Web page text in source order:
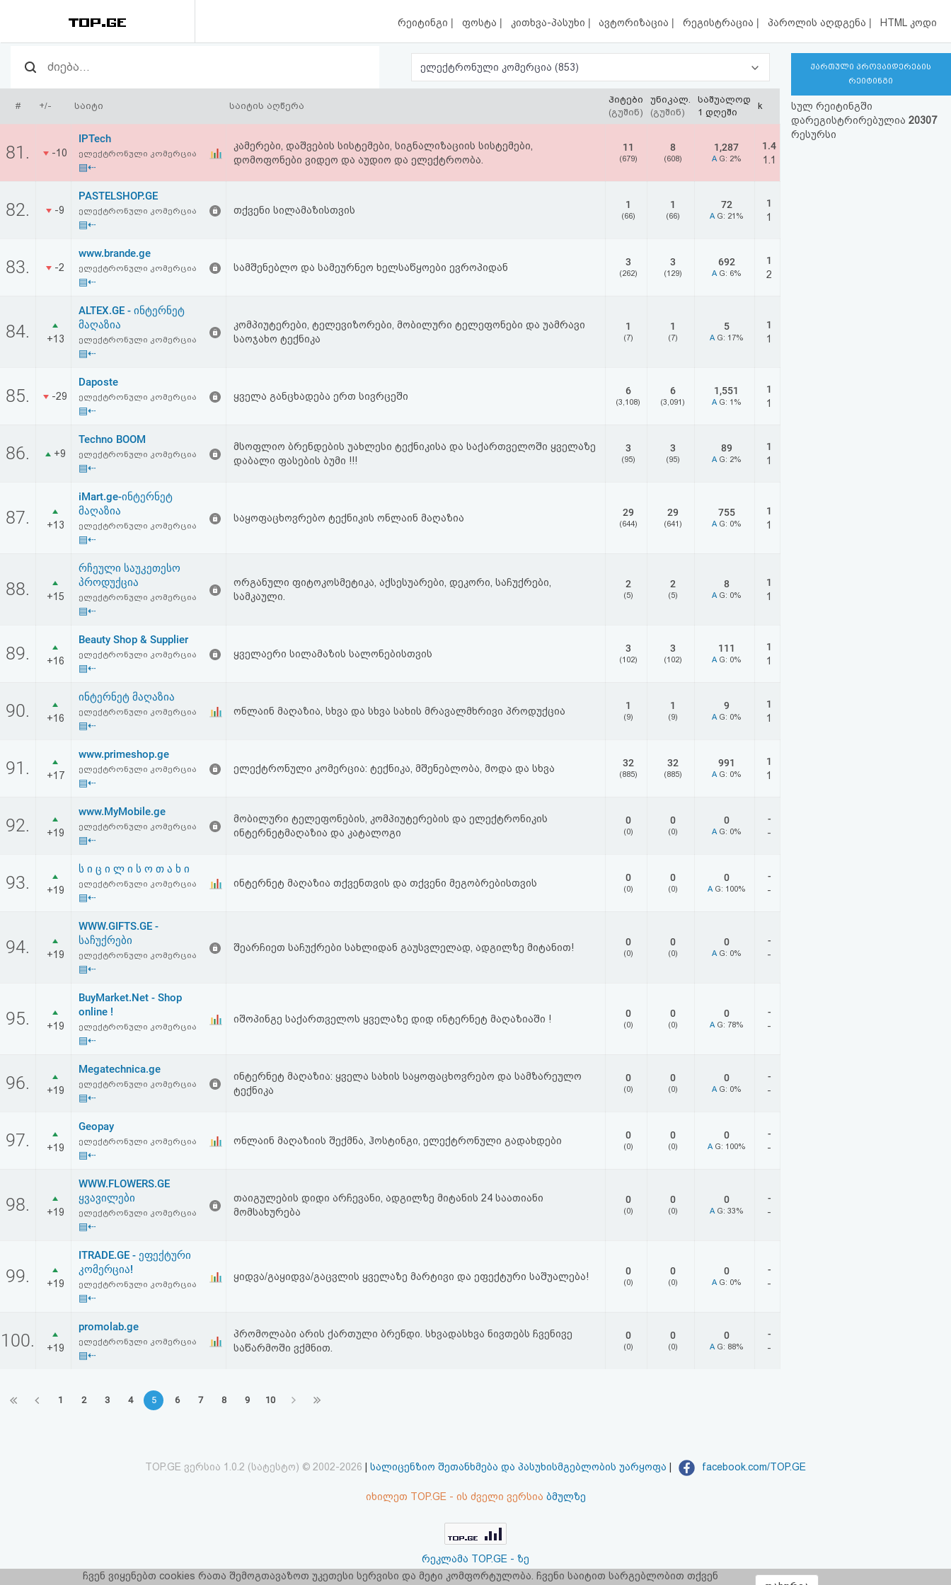
რეიტინგი | ფოსტა | კითხვა-პასუხი | ავტორიზაცია | რეგისტრაცია | პაროლის აღდგენა | HTML კოდი
რეიტინგი
(მთავარი)
კითხვა-
ავტორიზაცია
რეგისტრაცია
აღდგენა
კოდი
შეთანხმება
პასუხისმგებლობის
უარყოფა
ელექტრონული კომერცია (853)
# +/- საიტი საიტის აღწერა
ჰიტები
(გუშინ)
უნიკალ.
(გუშინ)
საშუალოდ
1 დღეში
k
81. -10
IPTech
ელექტრონული კომერცია
▤⇠
კამერები, დაშვების სისტემები, სიგნალიზაციის სისტემები,
დომოფონები ვიდეო და აუდიო და ელექტროობა.
11
(679)
8
(608)
1,287
A G: 2%
1.4
1.1
82. -9
PASTELSHOP.GE
ელექტრონული კომერცია
▤⇠
თქვენი სილამაზისთვის 1
(66)
1
(66)
72
A G: 21%
1
1
83. -2
www.brande.ge
ელექტრონული კომერცია
▤⇠
სამშენებლო და სამეურნეო ხელსაწყოები ევროპიდან 3
(262)
3
(129)
692
A G: 6%
1
2
84. +13
ALTEX.GE - ინტერნეტ
მაღაზია
ელექტრონული კომერცია
▤⇠
კომპიუტერები, ტელევიზორები, მობილური ტელეფონები და უამრავი
საოჯახო ტექნიკა
1
(7)
1
(7)
5
A G: 17%
1
1
85. -29
Daposte
ელექტრონული კომერცია
▤⇠
ყველა განცხადება ერთ სივრცეში 6
(3,108)
6
(3,091)
1,551
A G: 1%
1
1
86. +9
Techno BOOM
ელექტრონული კომერცია
▤⇠
მსოფლიო ბრენდების უახლესი ტექნიკისა და საქართველოში ყველაზე
დაბალი ფასების ბუმი !!!
3
(95)
3
(95)
89
A G: 2%
1
1
87. +13
iMart.ge-ინტერნეტ
მაღაზია
ელექტრონული კომერცია
▤⇠
საყოფაცხოვრებო ტექნიკის ონლაინ მაღაზია 29
(644)
29
(641)
755
A G: 0%
1
1
88. +15
რჩეული საუკეთესო
პროდუქცია
ელექტრონული კომერცია
▤⇠
ორგანული ფიტოკოსმეტიკა, აქსესუარები, დეკორი, საჩუქრები,
სამკაული.
2
(5)
2
(5)
8
A G: 0%
1
1
89. +16
Beauty Shop & Supplier
ელექტრონული კომერცია
▤⇠
ყველაერი სილამაზის სალონებისთვის 3
(102)
3
(102)
111
A G: 0%
1
1
90. +16
ინტერნეტ მაღაზია
ელექტრონული კომერცია
▤⇠
ონლაინ მაღაზია, სხვა და სხვა სახის მრავალმხრივი პროდუქცია 1
(9)
1
(9)
9
A G: 0%
1
1
91. +17
www.primeshop.ge
ელექტრონული კომერცია
▤⇠
ელექტრონული კომერცია: ტექნიკა, მშენებლობა, მოდა და სხვა 32
(885)
32
(885)
991
A G: 0%
1
1
92. +19
www.MyMobile.ge
ელექტრონული კომერცია
▤⇠
მობილური ტელეფონების, კომპიუტერების და ელექტრონიკის
ინტერნეტმაღაზია და კატალოგი
0
(0)
0
(0)
0
A G: 0%
-
-
93. +19
ს ი ც ი ლ ი ს ო თ ა ხ ი
ელექტრონული კომერცია
▤⇠
ინტერნეტ მაღაზია თქვენთვის და თქვენი მეგობრებისთვის 0
(0)
0
(0)
0
A G: 100%
-
-
94. +19
WWW.GIFTS.GE -
საჩუქრები
ელექტრონული კომერცია
▤⇠
შეარჩიეთ საჩუქრები სახლიდან გაუსვლელად, ადგილზე მიტანით! 0
(0)
0
(0)
0
A G: 0%
-
-
95. +19
BuyMarket.Net - Shop
online !
ელექტრონული კომერცია
▤⇠
იშოპინგე საქართველოს ყველაზე დიდ ინტერნეტ მაღაზიაში ! 0
(0)
0
(0)
0
A G: 78%
-
-
96. +19
Megatechnica.ge
ელექტრონული კომერცია
▤⇠
ინტერნეტ მაღაზია: ყველა სახის საყოფაცხოვრებო და სამზარეულო
ტექნიკა
0
(0)
0
(0)
0
A G: 0%
-
-
97. +19
Geopay
ელექტრონული კომერცია
▤⇠
ონლაინ მაღაზიის შექმნა, ჰოსტინგი, ელექტრონული გადახდები 0
(0)
0
(0)
0
A G: 100%
-
-
98. +19
WWW.FLOWERS.GE
ყვავილები
ელექტრონული კომერცია
▤⇠
თაიგულების დიდი არჩევანი, ადგილზე მიტანის 24 საათიანი
მომსახურება
0
(0)
0
(0)
0
A G: 33%
-
-
99. +19
ITRADE.GE - ეფექტური
კომერცია!
ელექტრონული კომერცია
▤⇠
ყიდვა/გაყიდვა/გაცვლის ყველაზე მარტივი და ეფექტური საშუალება! 0
(0)
0
(0)
0
A G: 0%
-
-
100. +19
promolab.ge
ელექტრონული კომერცია
▤⇠
პრომოლაბი არის ქართული ბრენდი. სხვადასხვა ნივთებს ჩვენივე
საწარმოში ვქმნით.
0
(0)
0
(0)
0
A G: 88%
-
-
1 2 3 4 5 6 7 8 9 10
ქართული პროვაიდერების
რეიტინგი
სულ რეიტინგში
დარეგისტრირებულია 20307
რესურსი
TOP.GE ვერსია 1.0.2 (სატესტო) © 2002-2026 სალიცენზიო შეთანხმება და პასუხისმგებლობის უარყოფა facebook.com/TOP.GE
იხილეთ TOP.GE - ის ძველი ვერსია ბმულზე
რეკლამა TOP.GE - ზე
ჩვენ ვიყენებთ cookies რათა შემოგთავაზოთ უკეთესი სერვისი და მეტი კომფორტულობა. ჩვენი საიტით სარგებლობით თქვენ